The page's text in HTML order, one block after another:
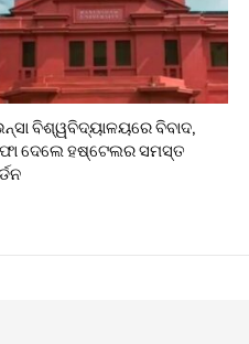
ବିଶ୍ୱବିଦ୍ୟାଳୟରେ ବିବାଦ,
ଦେଲେ ହଷ୍ଟେଲର ସମସ୍ତ